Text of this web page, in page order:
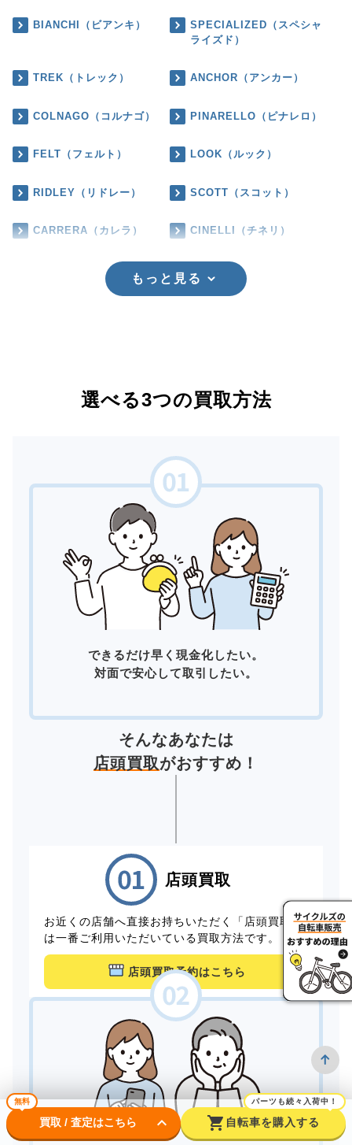
BIANCHI（ビアンキ）
SPECIALIZED（スペシャ
ライズド）
TREK（トレック） ANCHOR（アンカー）
COLNAGO（コルナゴ） PINARELLO（ピナレロ）
FELT（フェルト） LOOK（ルック）
RIDLEY（リドレー） SCOTT（スコット）
CARRERA（カレラ） CINELLI（チネリ）
もっと見る
選べる3つの買取方法
できるだけ早く現金化したい。
対面で安心して取引したい。
そんなあなたは
店頭買取がおすすめ！
店頭買取
お近くの店舗へ直接お持ちいただく「店頭買取」
は一番ご利用いただいている買取方法です。
店頭買取予約はこちら
無料
買取 / 査定はこちら keyboard_arrow_down shopping_cart
パーツも続々入荷中！
自転車を購入する